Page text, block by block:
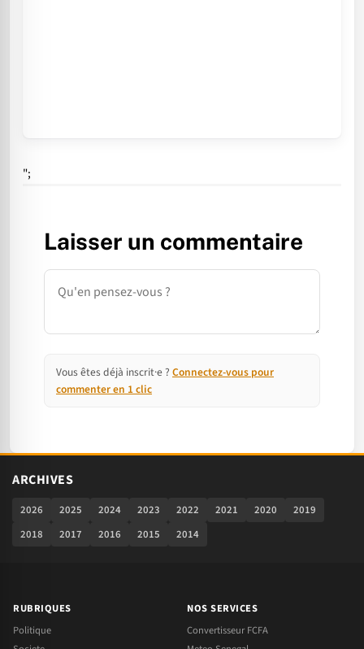
";
Laisser un commentaire
Commentaire
Vous êtes déjà inscrit·e ? Connectez-vous pour
commenter en 1 clic
ARCHIVES
2026 2025 2024 2023 2022 2021 2020
2019
2018
2017 2016 2015 2014
RUBRIQUES
Politique
NOS SERVICES
Convertisseur FCFA